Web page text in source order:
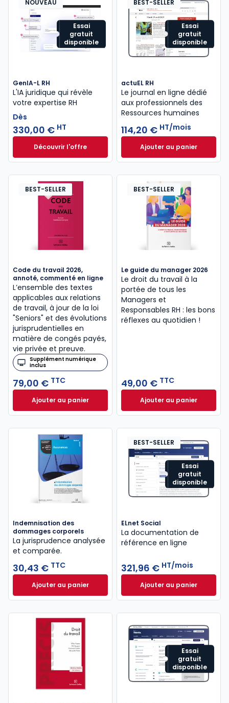
Essai
gratuit
disponible
NOUVEAU
GenIA-L RH
L'IA juridique qui révèle
votre expertise RH
Dès
330,00 € HT
Découvrir l'offreGenIA-L RH à partir de
Dès
Essai
gratuit
disponible
BEST-SELLER
actuEL RH
Le journal en ligne dédié
aux professionnels des
Ressources humaines
114,20 € HT/mois
Ajouter au panier
actuEL RH à
BEST-SELLER
Code du travail 2026,
annoté, commenté en ligne
L’ensemble des textes
applicables aux relations
de travail, à jour de la loi
"Seniors" et des évolutions
jurisprudentielles en
matière de congés payés,
vie privée et preuve.
Supplément numérique
inclus
79,00 € TTC
Ajouter au panierCode du travail 2026, annoté, commenté en ligne à
BEST-SELLER
Le guide du manager 2026
Le droit du travail à la
portée de tous les
Managers et
Responsables RH : les bons
réflexes au quotidien !
49,00 € TTC
Ajouter au panier
Le guide du
Indemnisation des
dommages corporels
La jurisprudence analysée
et comparée.
30,43 € TTC
Ajouter au panierIndemnisation des dommages corporels à 30,43 €
Essai
gratuit
disponible
BEST-SELLER
ELnet Social
La documentation de
référence en ligne
321,96 € HT/mois
Ajouter au panier
ELnet Social à
Essai
gratuit
disponible